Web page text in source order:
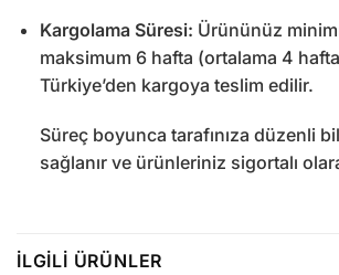
Kargolama Süresi: Ürününüz
maksimum 6 hafta (ortalama 4
Türkiye’den kargoya teslim edilir.
Süreç boyunca tarafınıza düzenli
sağlanır ve ürünleriniz sigortalı
İLGILI ÜRÜNLER